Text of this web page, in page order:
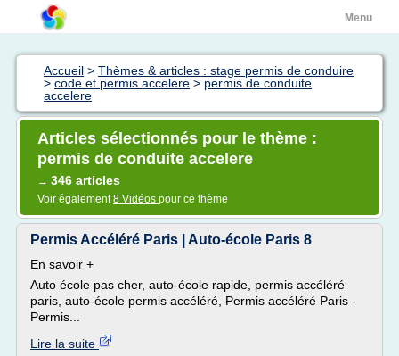
Menu
Accueil > Thèmes & articles : stage permis de conduire
> code et permis accelere > permis de conduite
accelere
Articles sélectionnés pour le thème :
permis de conduite accelere
→ 346 articles
Voir également8 Vidéos pour ce thème
Permis Accéléré Paris | Auto-école Paris 8
En savoir +
Auto école pas cher, auto-école rapide, permis accéléré
paris, auto-école permis accéléré, Permis accéléré Paris -
Permis...
Lire la suite